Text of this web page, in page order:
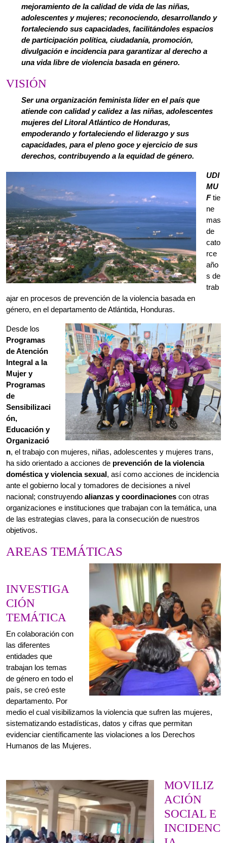
VISIÓN
Ser una organización feminista líder en el país que
atiende con calidad y calidez a las niñas, adolescentes
mujeres del Litoral Atlántico de Honduras,
empoderando y fortaleciendo el liderazgo y sus
capacidades, para el pleno goce y ejercicio de sus
derechos, contribuyendo a la equidad de género.
cato
rce
año
s de
trab
ajar en procesos de prevención de la violencia basada en
género, en el departamento de Atlántida, Honduras.
Desde los
Programas
de Atención
Integral a la
Mujer y
Programas
de
Sensibilizaci
ón,
Educación y
Organizació
n, el trabajo con mujeres, niñas, adolescentes y mujeres trans,
ha sido orientado a acciones deprevención de la violencia
doméstica y violencia sexual, así como acciones de incidencia
ante el gobierno local y tomadores de decisiones a nivel
nacional; construyendoalianzas y coordinacionescon otras
organizaciones e instituciones que trabajan con la temática, una
de las estrategias claves, para la consecución de nuestros
objetivos.
AREAS TEMÁTICAS
INVESTIGA
CIÓN
TEMÁTICA
entidades que
trabajan los temas
de género en todo el
país, se creó este
departamento. Por
medio el cual visibilizamos la violencia que sufren las mujeres,
sistematizando estadísticas, datos y cifras que permitan
evidenciar científicamente las violaciones a los Derechos
Humanos de las Mujeres.
MOVILIZ
ACIÓN
POLÍTICA
La incidencia
política es el
arma más visible
de la lucha